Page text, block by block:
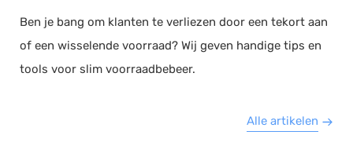
Ben je bang om klanten te verliezen door een tekort aan
of een wisselende voorraad? Wij geven handige tips en
tools voor slim voorraadbebeer.
Alle artikelen